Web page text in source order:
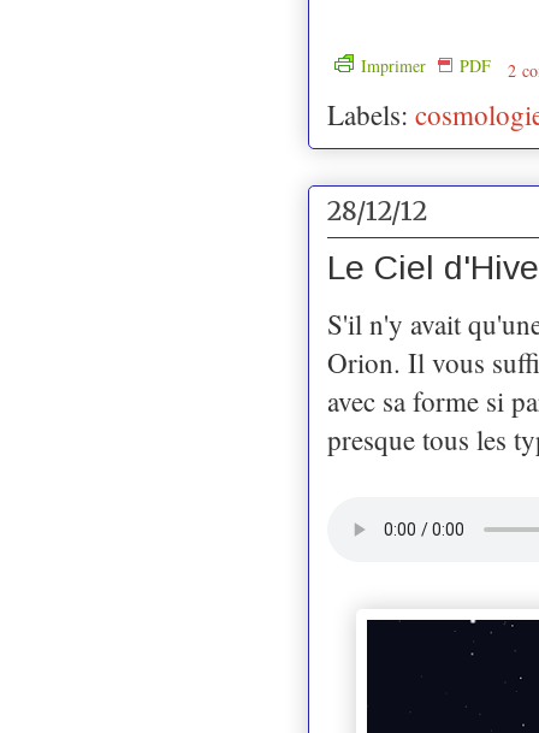
Imprimer PDF 2
Labels:
28/12/12
Le Ciel
S'il n'y avait
Orion. Il vous
avec sa forme si
presque tous les